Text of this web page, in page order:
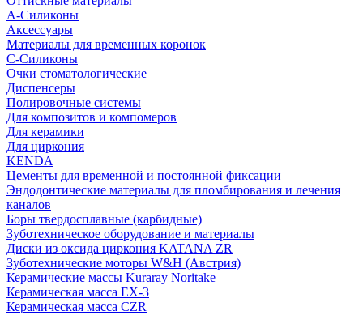
А-Силиконы
Аксессуары
Материалы для временных коронок
С-Силиконы
Очки стоматологические
Диспенсеры
Полировочные системы
Для композитов и компомеров
Для керамики
Для циркония
KENDA
Цементы для временной и постоянной фиксации
Эндодонтические материалы для пломбирования и лечения
каналов
Боры твердосплавные (карбидные)
Зуботехническое оборудование и материалы
Диски из оксида циркония KATANA ZR
Зуботехнические моторы W&H (Австрия)
Керамические массы Kuraray Noritake
Керамическая масса EX-3
Керамическая масса CZR